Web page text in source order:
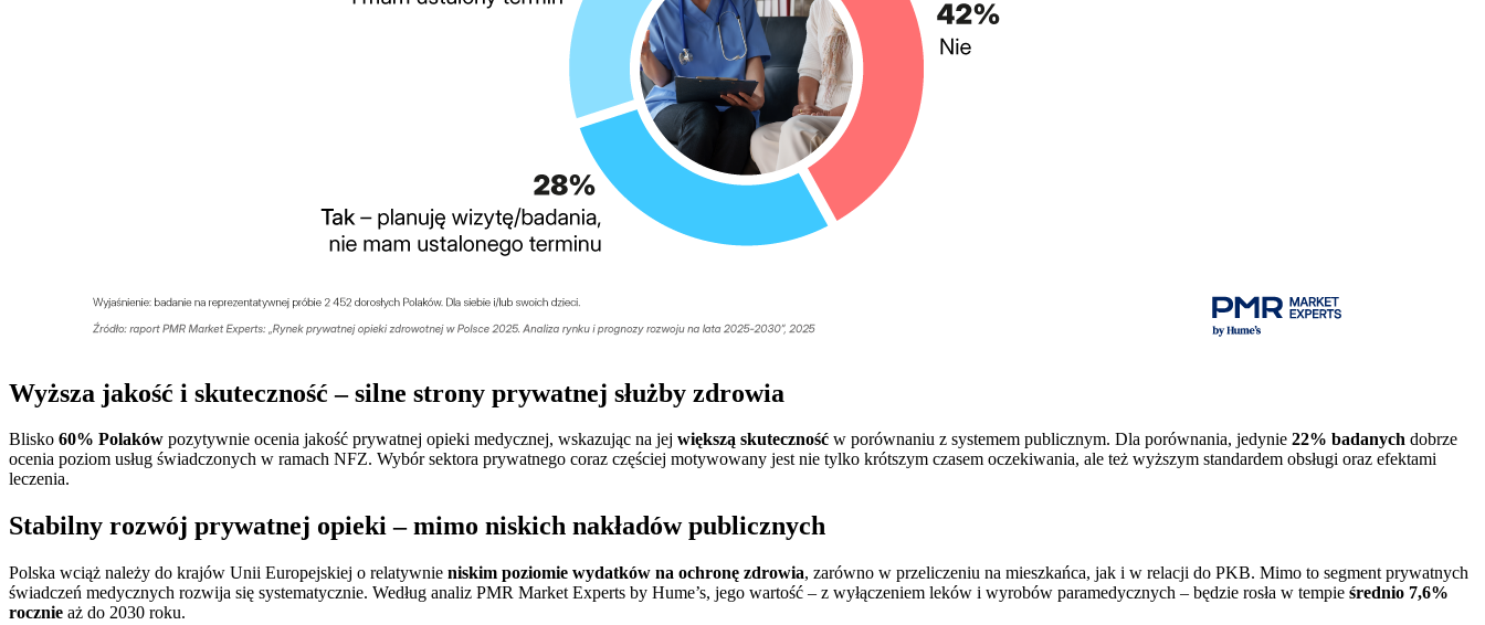
Wyższa jakość i skuteczność – silne strony prywatnej służby zdrowia
Blisko 60% Polaków pozytywnie ocenia jakość prywatnej opieki medycznej, wskazując na jej większą skuteczność w porównaniu z systemem publicznym. Dla porównania, jedynie 22% badanych dobrze
ocenia poziom usług świadczonych w ramach NFZ. Wybór sektora prywatnego coraz częściej motywowany jest nie tylko krótszym czasem oczekiwania, ale też wyższym standardem obsługi oraz efektami
leczenia.
Stabilny rozwój prywatnej opieki – mimo niskich nakładów publicznych
Polska wciąż należy do krajów Unii Europejskiej o relatywnie niskim poziomie wydatków na ochronę zdrowia, zarówno w przeliczeniu na mieszkańca, jak i w relacji do PKB. Mimo to segment prywatnych
świadczeń medycznych rozwija się systematycznie. Według analiz PMR Market Experts by Hume’s, jego wartość – z wyłączeniem leków i wyrobów paramedycznych – będzie rosła w tempie średnio 7,6%
rocznie aż do 2030 roku.